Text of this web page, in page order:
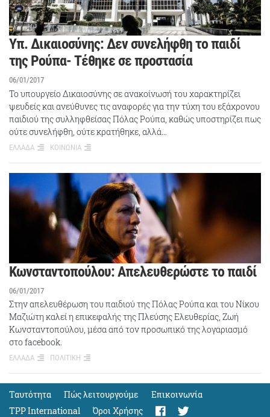
Υπ. Δικαιοσύνης: Δεν συνελήφθη το παιδί
της Ρούπα- Τέθηκε σε προστασία
06/01/2017
Το υπουργείο Δικαιοσύνης σε ανακοίνωσή του χαρακτηρίζει
ψευδείς και ανεύθυνες τις αναφορές για την τύχη του εξάχρονου
παιδιού της συλληφθείσας Πόλας Ρούπα, καθώς υποστηρίζει πως
ούτε συνελήφθη, ούτε κρατήθηκε, αλλά…
ΕΛΛΑΔΑ ΚΟΙΝΩΝΙΑ
Κωνσταντοπούλου: Απελευθερώστε το παιδί
06/01/2017
Στην απελευθέρωση του παιδιού της Πόλας Ρούπα και του Νίκου
Μαζιώτη καλεί η επικεφαλής της Πλεύσης Ελευθερίας, Ζωή
Κωνσταντοπούλου, μέσα από τον προσωπικό της λογαριασμό
στο facebook.
ΕΛΛΑΔΑ ΠΟΛΙΤΙΚΗ
Ταυτότητα Πώς λειτουργούμε
Eπικοινωνία
TPP International
Όροι Χρήσης